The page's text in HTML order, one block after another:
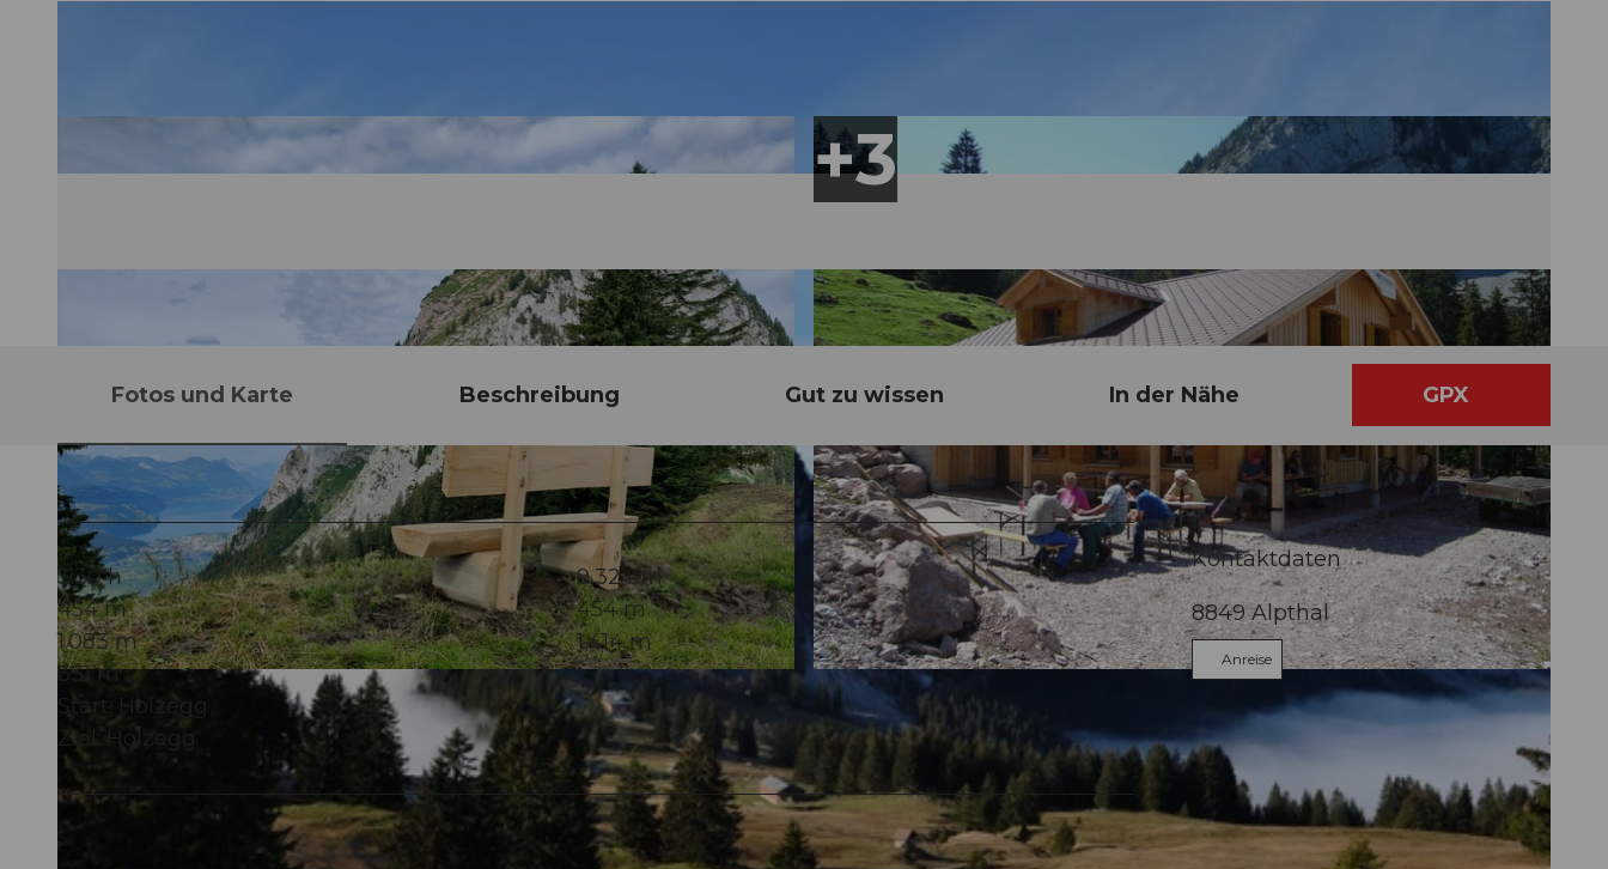
© Stefan Gwerder, Schwyzer Wanderwege © Schwyz Tourismus, Schwyzer Wanderwege
Fotos und Karte Beschreibung Gut zu wissen In der Nähe GPX
3:30 h
9,32 km
454 m
454 m
1.083 m
1.414 m
331 m
Start: Holzegg
Ziel: Holzegg
Kontaktdaten
8849Alpthal
Anreise